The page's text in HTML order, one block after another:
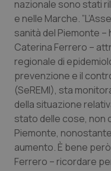
Lazio
Liguria
Lombardia
Marche
Molise
Piemonte
Diabete &
Disturbi
Dolore
Donna & Salute
Epatiti
HIV
nazionale sono stati
e nelle Marche.
sanità del Piemonte
Caterina Ferrero –
regionale di
prevenzione e il
(SeREMI), sta
della situazione
stato delle cose, non
Piemonte,
aumento. È bene
Ferrero – ricordare